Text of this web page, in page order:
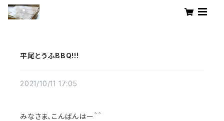
平尾とうふBBQ!!!
2021/10/11 17:05
みなさま、こんばんはー＾＾